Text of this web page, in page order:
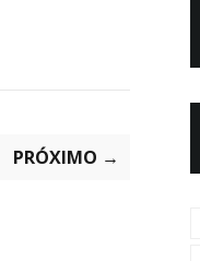
PRÓXIMO →